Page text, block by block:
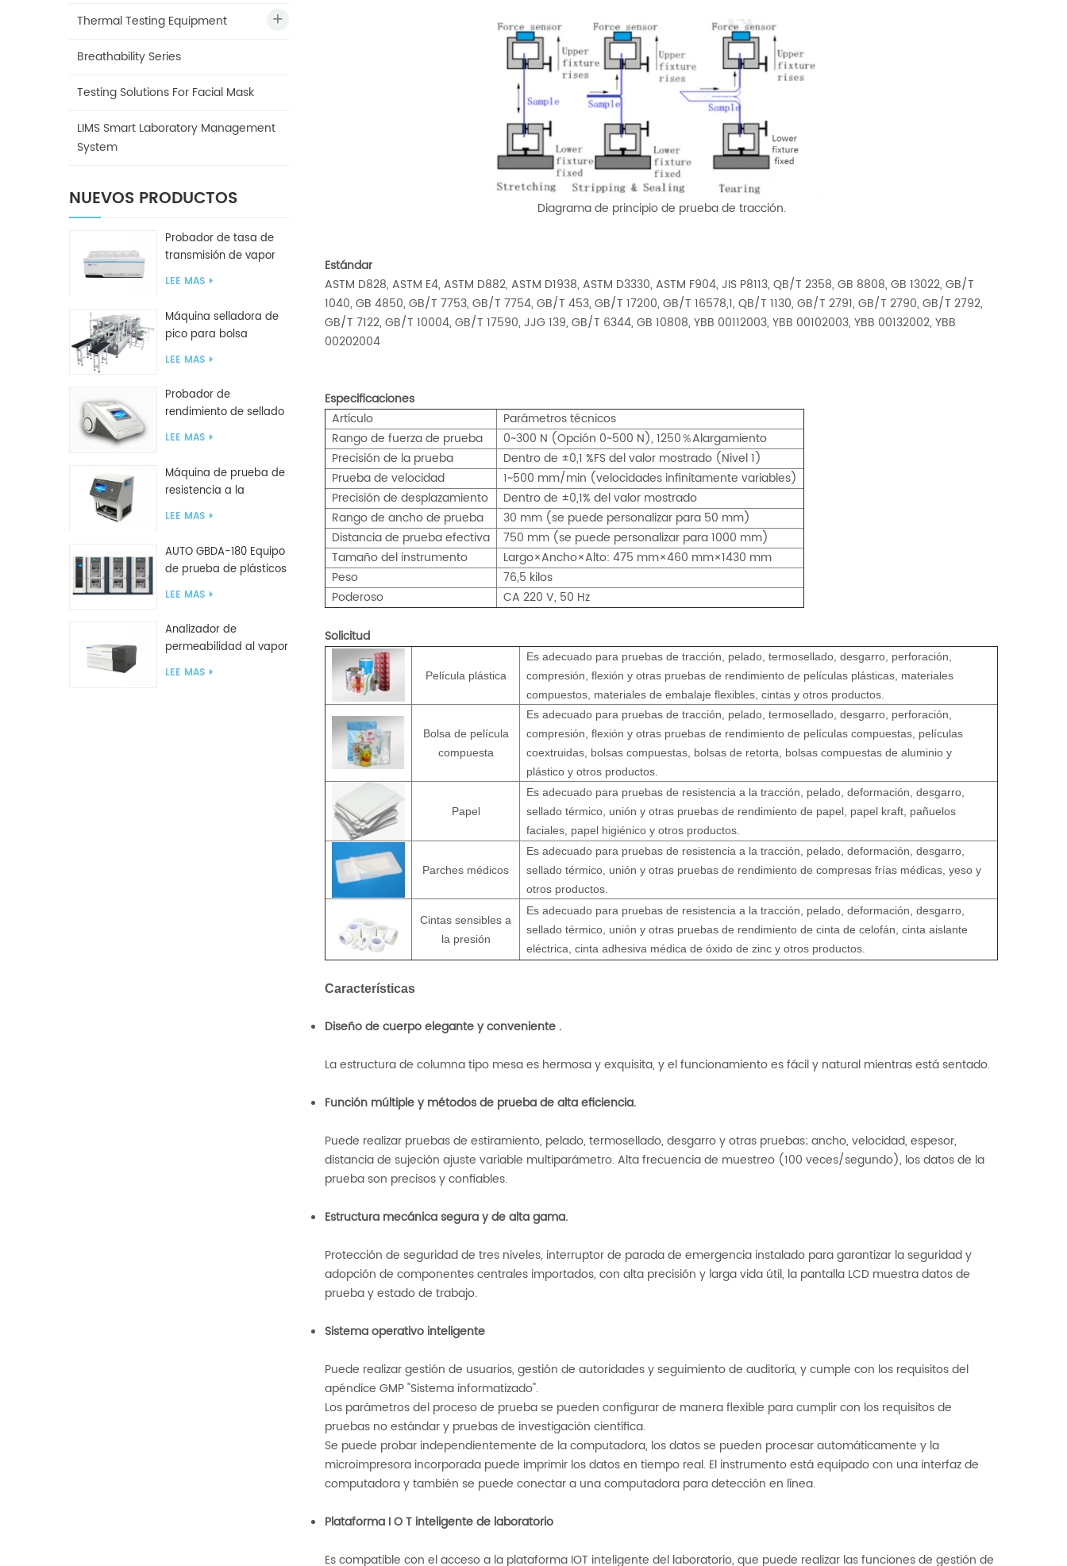
Thermal Testing Equipment
Breathability Series
Testing Solutions For Facial Mask
LIMS Smart Laboratory Management
System
NUEVOS PRODUCTOS
Probador de tasa de
transmisión de vapor
de agua W416 2.0
LEE MAS
Máquina selladora de
pico para bolsa
inclinada GF2600-X
LEE MAS
Probador de
rendimiento de sellado
inteligente GBPI
LEE MAS
Máquina de prueba de
resistencia a la
compresión GBN200G
LEE MAS
AUTO GBDA-180 Equipo
de prueba de plásticos
para degradación de
LEE MAS
Analizador de
permeabilidad al vapor
de agua W812 (método
LEE MAS
Diagrama de principio de prueba de tracción.
Estándar
ASTM D828, ASTM E4, ASTM D882, ASTM D1938, ASTM D3330, ASTM F904, JIS P8113, QB/T 2358, GB 8808, GB 13022, GB/T
1040, GB 4850, GB/T 7753, GB/T 7754, GB/T 453, GB/T 17200, GB/T 16578,1, QB/T 1130, GB/T 2791, GB/T 2790, GB/T 2792,
GB/T 7122, GB/T 10004, GB/T 17590, JJG 139, GB/T 6344, GB 10808, YBB 00112003, YBB 00102003, YBB 00132002, YBB
00202004
Especificaciones
Artículo
Parámetros técnicos
Rango de fuerza de prueba
0~300 N (Opción 0~500 N), 1250％Alargamiento
Precisión de la prueba
Dentro de ±0,1 %FS del valor mostrado (Nivel 1)
Prueba de velocidad
1~500 mm/min (velocidades infinitamente variables)
Precisión de desplazamiento
Dentro de ±0,1% del valor mostrado
Rango de ancho de prueba
30 mm (se puede personalizar para 50 mm)
Distancia de prueba efectiva
750 mm (se puede personalizar para 1000 mm)
Tamaño del instrumento
Largo×Ancho×Alto: 475 mm×460 mm×1430 mm
Peso
76,5 kilos
Poderoso
CA 220 V, 50 Hz
Solicitud
Película plástica
Es adecuado para pruebas de tracción, pelado, termosellado, desgarro, perforación,
compresión, flexión y otras pruebas de rendimiento de películas plásticas, materiales
compuestos, materiales de embalaje flexibles, cintas y otros productos.
Bolsa de película
compuesta
Es adecuado para pruebas de tracción, pelado, termosellado, desgarro, perforación,
compresión, flexión y otras pruebas de rendimiento de películas compuestas, películas
coextruidas, bolsas compuestas, bolsas de retorta, bolsas compuestas de aluminio y
plástico y otros productos.
Papel
Es adecuado para pruebas de resistencia a la tracción, pelado, deformación, desgarro,
sellado térmico, unión y otras pruebas de rendimiento de papel, papel kraft, pañuelos
faciales, papel higiénico y otros productos.
Parches médicos
Es adecuado para pruebas de resistencia a la tracción, pelado, deformación, desgarro,
sellado térmico, unión y otras pruebas de rendimiento de compresas frías médicas, yeso y
otros productos.
Cintas sensibles a
la presión
Es adecuado para pruebas de resistencia a la tracción, pelado, deformación, desgarro,
sellado térmico, unión y otras pruebas de rendimiento de cinta de celofán, cinta aislante
eléctrica, cinta adhesiva médica de óxido de zinc y otros productos.
Características
Diseño de cuerpo elegante y conveniente .
La estructura de columna tipo mesa es hermosa y exquisita, y el funcionamiento es fácil y natural mientras está sentado.
Función múltipley métodos de prueba de alta eficiencia.
Puede realizar pruebas de estiramiento, pelado, termosellado, desgarro y otras pruebas; ancho, velocidad, espesor,
distancia de sujeción ajuste variable multiparámetro. Alta frecuencia de muestreo (100 veces/segundo), los datos de la
prueba son precisos y confiables.
Estructura mecánica segura y de alta gama.
Protección de seguridad de tres niveles, interruptor de parada de emergencia instalado para garantizar la seguridad y
adopción de componentes centrales importados, con alta precisión y larga vida útil, la pantalla LCD muestra datos de
prueba y estado de trabajo.
Sistema operativo inteligente
Puede realizar gestión de usuarios, gestión de autoridades y seguimiento de auditoría, y cumple con los requisitos del
apéndice GMP "Sistema informatizado".
Los parámetros del proceso de prueba se pueden configurar de manera flexible para cumplir con los requisitos de
pruebas no estándar y pruebas de investigación científica.
Se puede probar independientemente de la computadora, los datos se pueden procesar automáticamente y la
microimpresora incorporada puede imprimir los datos en tiempo real. El instrumento está equipado con una interfaz de
computadora y también se puede conectar a una computadora para detección en línea.
Plataforma IO T inteligente de laboratorio
Es compatible con el acceso a la plataforma IOT inteligente del laboratorio, que puede realizar las funciones de gestión de